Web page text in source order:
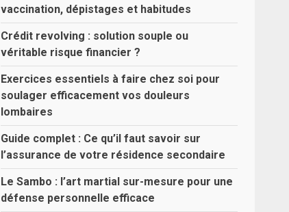
vaccination, dépistages et habitudes
Crédit revolving : solution souple ou
véritable risque financier ?
Exercices essentiels à faire chez soi pour
soulager efficacement vos douleurs
lombaires
Guide complet : Ce qu’il faut savoir sur
l’assurance de votre résidence secondaire
Le Sambo : l’art martial sur-mesure pour une
défense personnelle efficace